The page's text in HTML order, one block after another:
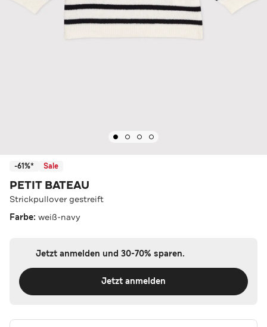
-61%* Sale
PETIT BATEAU
Strickpullover gestreift
Farbe: weiß-navy
Jetzt anmelden und 30-70% sparen.
Jetzt anmelden